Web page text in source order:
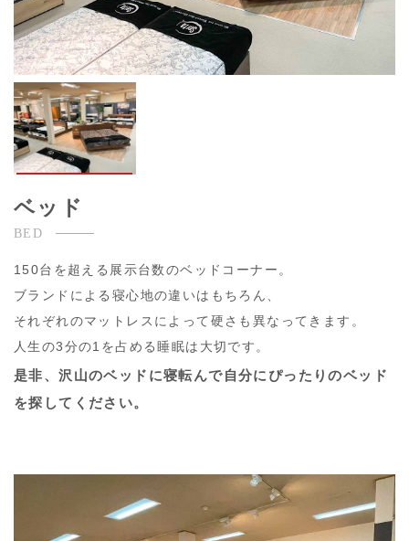
ベッド
BED
150台を超える展示台数のベッドコーナー。
ブランドによる寝心地の違いはもちろん、
それぞれのマットレスによって硬さも異なってきます。
人生の3分の1を占める睡眠は大切です。
是非、沢山のベッドに寝転んで自分にぴったりのベッド
を探してください。